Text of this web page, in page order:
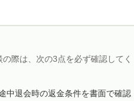
際は、次の3点を必ず確認してく
退会時の返金条件を書面で確認